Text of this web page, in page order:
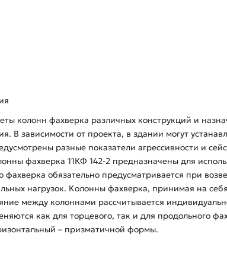
колонн фахверка различных конструкций и
В зависимости от проекта, в здании могут
разные показатели агрессивности и
фахверка 11КФ 142-2 предназначены для
фахверка обязательно предусматривается при
нагрузок. Колонны фахверка, принимая на
между колоннами рассчитывается
как для торцевого, так и для продольного
– призматичной формы.